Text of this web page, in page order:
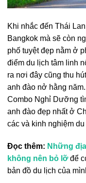
Khi nhắc đến Thái
Bangkok mà sẽ còn
phố tuyệt đẹp nằm ở
điểm du lịch tâm linh
ra nơi đây cũng thu
anh đào nở hằng
Combo Nghỉ Dưỡng
anh đào đẹp nhất ở
các và kinh nghiệm
Đọc thêm: Những
không nên bỏ lỡ để
bản đồ du lịch của